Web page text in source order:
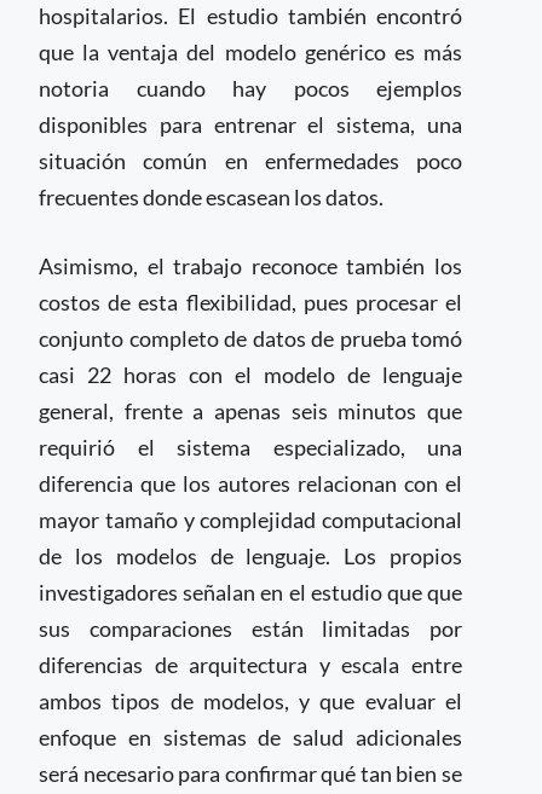
hospitalarios. El estudio también encontró
que la ventaja del modelo genérico es más
notoria cuando hay pocos ejemplos
disponibles para entrenar el sistema, una
situación común en enfermedades poco
frecuentes donde escasean los datos.
Asimismo, el trabajo reconoce también los
costos de esta flexibilidad, pues procesar el
conjunto completo de datos de prueba tomó
casi 22 horas con el modelo de lenguaje
general, frente a apenas seis minutos que
requirió el sistema especializado, una
diferencia que los autores relacionan con el
mayor tamaño y complejidad computacional
de los modelos de lenguaje. Los propios
investigadores señalan en el estudio que que
sus comparaciones están limitadas por
diferencias de arquitectura y escala entre
ambos tipos de modelos, y que evaluar el
enfoque en sistemas de salud adicionales
será necesario para confirmar qué tan bien se